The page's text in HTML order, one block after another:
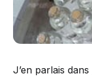
J’en parlais dans